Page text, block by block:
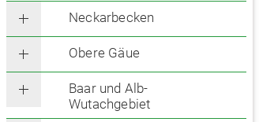
Neckarbecken
Obere Gäue
Baar und Alb-
Wutachgebiet